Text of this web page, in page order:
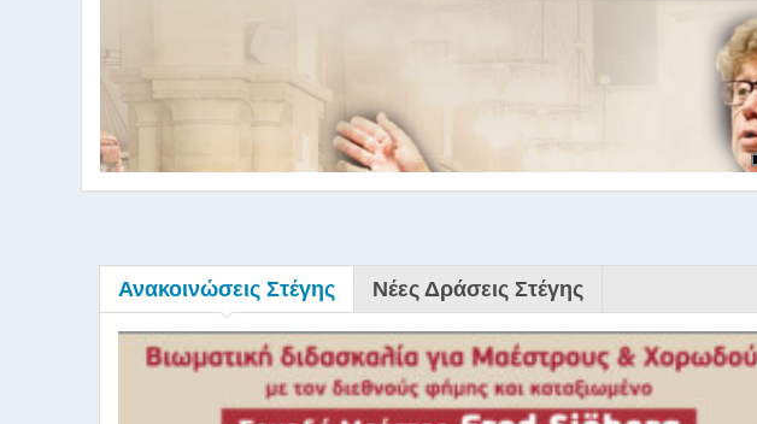
Ανακοινώσεις Στέγης Νέες Δράσεις Στέγης